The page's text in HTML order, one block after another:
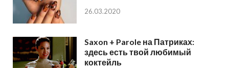
26.03.2020
Saxon + Parole на Патриках:
здесь есть твой любимый
коктейль